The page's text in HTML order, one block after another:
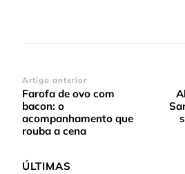
Navegação
de
post
Artigo anterior
Farofa de ovo com
bacon: o
acompanhamento que
rouba a cena
ÚLTIMAS